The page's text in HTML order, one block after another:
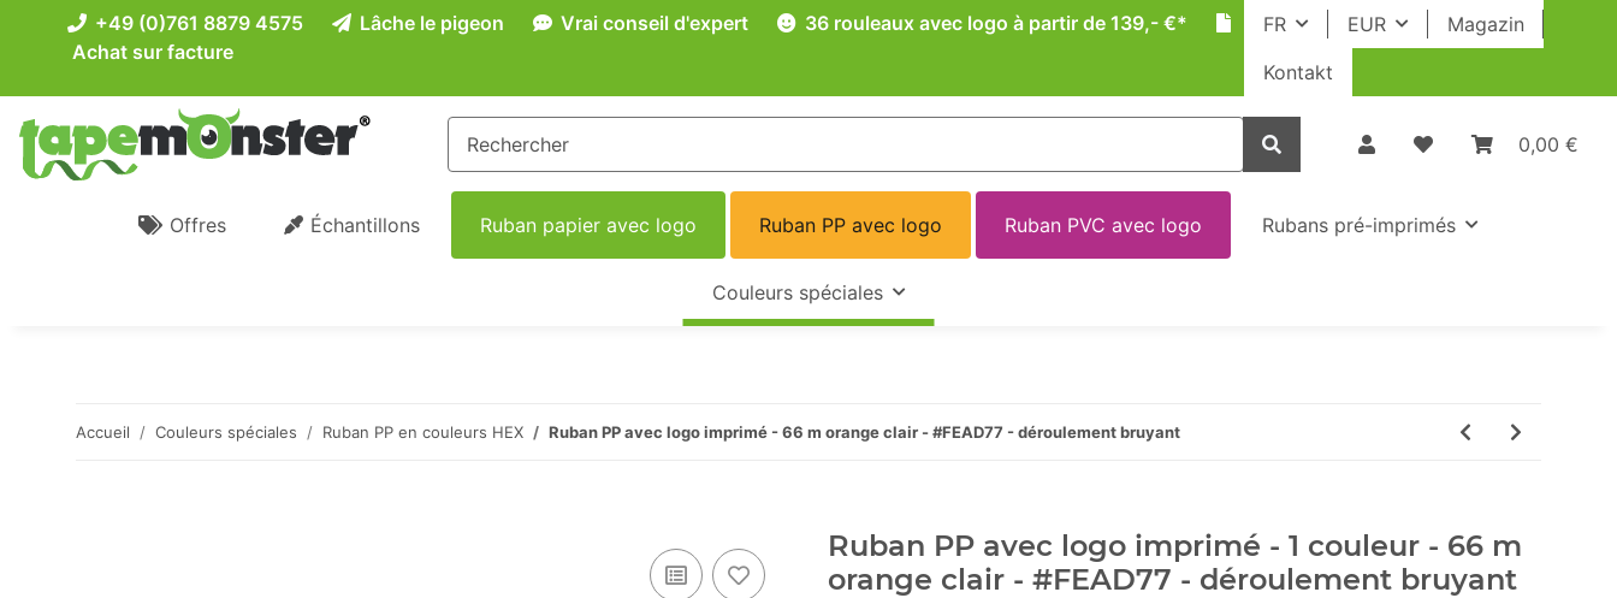
FR EUR
Magazin
Kontakt
+49 (0)761 8879 4575 Lâche le pigeon Vrai conseil d'expert
36 rouleaux avec logo à partir de 139,- €*
Achat sur facture
0,00 €
Offres Échantillons Ruban papier avec logo Ruban PP avec logo Ruban PVC avec logo Rubans pré-imprimés
Couleurs spéciales
Accueil Couleurs spéciales Ruban PP en couleurs HEX Ruban PP avec logo imprimé - 66 m orange clair - #FEAD77 - déroulement bruyant
Ruban PP avec logo imprimé - 1 couleur - 66 m
orange clair - #FEAD77 - déroulement bruyant